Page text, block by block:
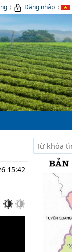
Đăng nhập
15:42